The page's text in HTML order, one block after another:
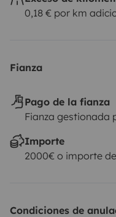
0,18 € por km
Fianza
Pago de la fianza
Fianza gestionada
Importe
2000€ o importe
Condiciones de